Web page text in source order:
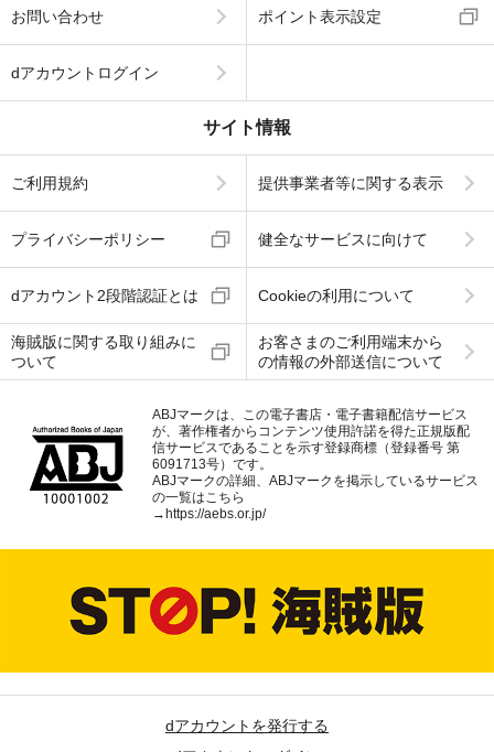
お問い合わせ ポイント表示設定
dアカウントログイン
サイト情報
ご利用規約 提供事業者等に関する表示
プライバシーポリシー 健全なサービスに向けて
dアカウント2段階認証とは Cookieの利用について
海賊版に関する取り組みに
ついて
お客さまのご利用端末から
の情報の外部送信について
ABJマークは、この電子書店・電子書籍配信サービス
が、著作権者からコンテンツ使用許諾を得た正規版配
信サービスであることを示す登録商標（登録番号 第
6091713号）です。
ABJマークの詳細、ABJマークを掲示しているサービス
の一覧はこちら
→ https://aebs.or.jp/
dアカウントを発行する